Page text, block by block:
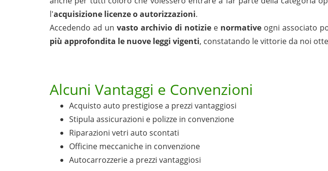
l'acquisizione licenze o autorizzazioni.
Accedendo ad un vasto archivio di notiziee normative ogni associato
più approfondita le nuove leggi vigenti, constatando le vittorie da noi
Alcuni Vantaggi e Convenzioni
Acquisto auto prestigiose a prezzi vantaggiosi
Stipula assicurazioni e polizze in convenzione
Riparazioni vetri auto scontati
Officine meccaniche in convenzione
Autocarrozzerie a prezzi vantaggiosi